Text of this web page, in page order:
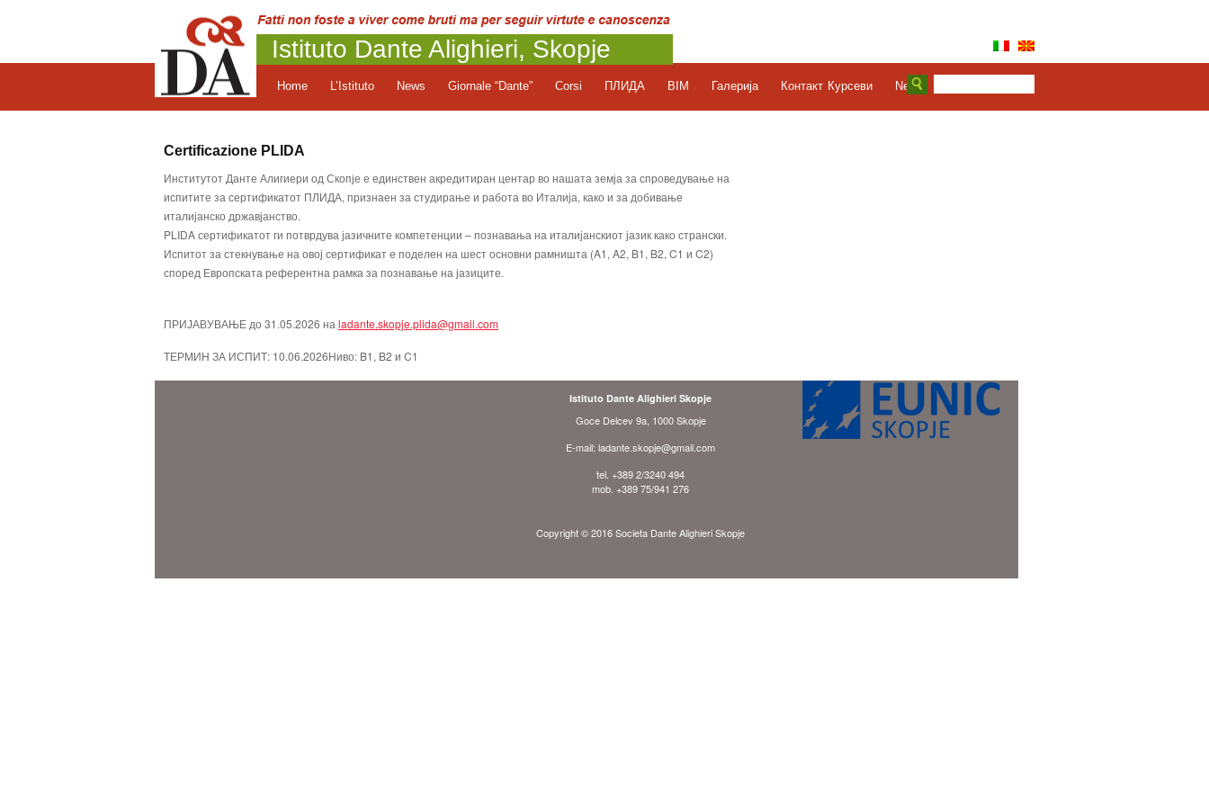
Istituto Dante Alighieri, Skopje
Home L’Istituto News Giornale “Dante” Corsi ПЛИДА BIM Галерија Контакт Курсеви News
Certificazione PLIDA
Институтот Данте Алигиери од Скопје е единствен акредитиран центар во нашата земја за спроведување на
испитите за сертификатот ПЛИДА, признаен за студирање и работа во Италија, како и за добивање
италијанско државјанство.
PLIDA сертификатот ги потврдува јазичните компетенции – познавања на италијанскиот јазик како странски.
Испитот за стекнување на овој сертификат е поделен на шест основни рамништа (A1, A2, B1, B2, C1 и C2)
според Европската референтна рамка за познавање на јазиците.
ПРИЈАВУВАЊЕ до 31.05.2026 на ladante.skopje.plida@gmail.com
ТЕРМИН ЗА ИСПИТ: 10.06.2026Ниво: B1, B2 и C1
Istituto Dante Alighieri Skopje
Goce Delcev 9a, 1000 Skopje
E-mail: ladante.skopje@gmail.com
tel. +389 2/3240 494
mob. +389 75/941 276
Copyright © 2016 Societa Dante Alighieri Skopje